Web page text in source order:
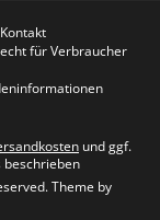
Kontakt
für Verbraucher
und ggf.
beschrieben
Theme by